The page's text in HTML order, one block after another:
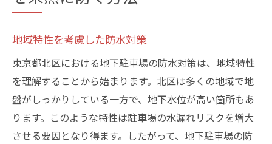
地域特性を考慮した防水対策
東京都北区における地下駐車場の防水対策は、地域特性
を理解することから始まります。北区は多くの地域で地
盤がしっかりしている一方で、地下水位が高い箇所もあ
ります。このような特性は駐車場の水漏れリスクを増大
させる要因となり得ます。したがって、地下駐車場の防